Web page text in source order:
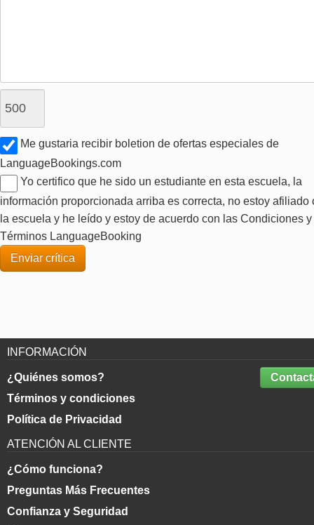
Me gustaria recibir boletion de ofertas especiales de
LanguageBookings.com
Yo certifico que he sido un estudiante en esta escuela, la
información proporcionada arriba es correcta, no estoy afiliado
la escuela y he leído y estoy de acuerdo con las Condiciones y
Términos LanguageBooking
INFORMACIÓN
¿Quiénes somos?
Términos y condiciones
Política de Privacidad
ATENCIÓN AL CLIENTE
¿Cómo funciona?
Preguntas Más Frecuentes
Confianza y Seguridad